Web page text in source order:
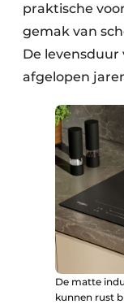
praktische
gemak van
De
afgelopen
De matte
kunnen rust